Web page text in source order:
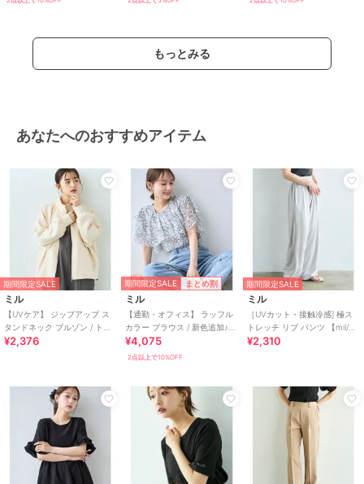
ーキング・ランニング
ポリエステル素材
他柄/長袖 / ビショップスリー
ザイン/S･7号以下あり/
ライフスタイル
マリン・プー
/フィットネス・ヨガ
ーキング・ランニング
原産国 中国製
もっとみる
あなたへのおすすめアイテム
期間限定SALE
ミル
【UVケア】 ジップアップ ス
タンドネック ブルゾン / トラ
ックジャケット【mil (ミル) 】
¥2,376
期間限定SALE まとめ割
ミル
【通勤・オフィス】 ラッフル
カラー ブラウス / 新色追加♪
【mil(ミル)】
¥4,075
2点以上で10%OFF
期間限定SALE
ミル
［UVカット・接触冷感] 極ス
トレッチ リブ パンツ 【mil/ミ
ル】
¥2,310